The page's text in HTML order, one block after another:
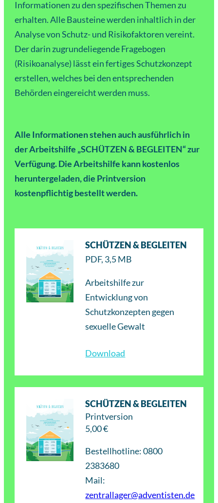
Informationen zu den spezifischen Themen zu
erhalten. Alle Bausteine werden inhaltlich in der
Analyse von Schutz- und Risikofaktoren vereint.
Der darin zugrundeliegende Fragebogen
(Risikoanalyse) lässt ein fertiges Schutzkonzept
erstellen, welches bei den entsprechenden
Behörden eingereicht werden muss.
Alle Informationen stehen auch ausführlich in
der Arbeitshilfe „SCHÜTZEN & BEGLEITEN“ zur
Verfügung. Die Arbeitshilfe kann kostenlos
heruntergeladen, die Printversion
kostenpflichtig bestellt werden.
SCHÜTZEN & BEGLEITEN
PDF, 3,5 MB
Arbeitshilfe zur
Entwicklung von
Schutzkonzepten gegen
sexuelle Gewalt
Download
SCHÜTZEN & BEGLEITEN
Printversion
5,00 €
Bestellhotline: 0800
2383680
Mail:
zentrallager@adventisten.de